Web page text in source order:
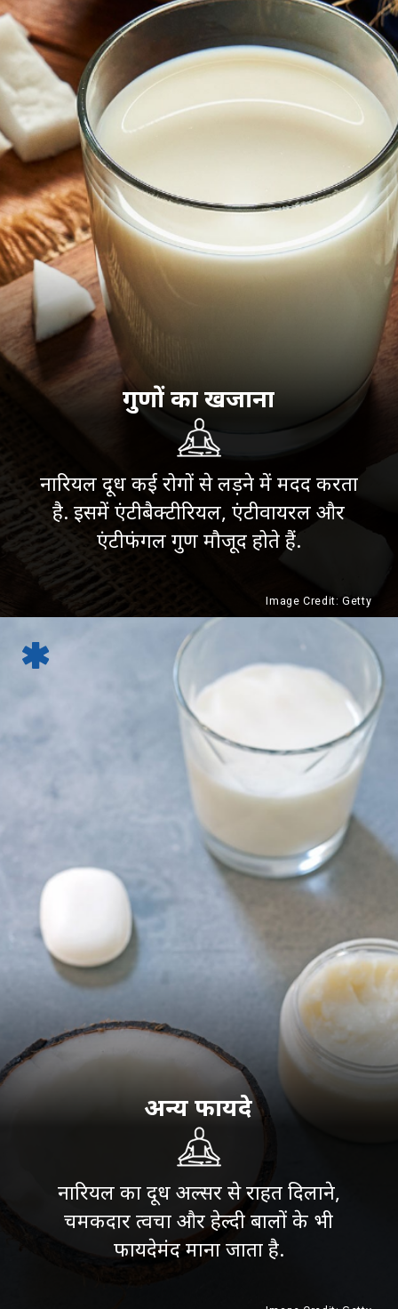
नारियल दूध कई रोगों से लड़ने में मदद करता
है. इसमें एंटीबैक्टीरियल, एंटीवायरल और
एंटीफंगल गुण मौजूद होते हैं.
गुणों का खजाना
Image Credit: Getty
नारियल का दूध अल्सर से राहत दिलाने,
चमकदार त्वचा और हेल्दी बालों के भी
फायदेमंद माना जाता है.
अन्य फायदे